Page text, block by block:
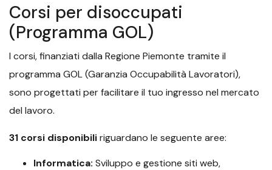
Corsi per disoccupati
(Programma GOL)
I corsi, finanziati dalla Regione Piemonte tramite il
programma GOL (Garanzia Occupabilità Lavoratori),
sono progettati per facilitare il tuo ingresso nel mercato
del lavoro.
31 corsi disponibiliriguardano le seguente aree:
Informatica: Sviluppo e gestione siti web,